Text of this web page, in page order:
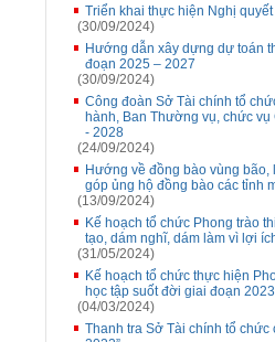
Triển khai thực hiện Nghị
(30/09/2024)
Hướng dẫn xây dựng dự toán
đoạn 2025 – 2027
(30/09/2024)
Công đoàn Sở Tài chính tổ
hành, Ban Thường vụ, chức
- 2028
(24/09/2024)
Hướng về đồng bào vùng
góp ủng hộ đồng bào các tỉnh
(13/09/2024)
Kế hoạch tổ chức Phong trào
tạo, dám nghĩ, dám làm vì lợi
(31/05/2024)
Kế hoạch tổ chức thực hiện
học tập suốt đời giai đoạn
(04/03/2024)
Thanh tra Sở Tài chính tổ chức